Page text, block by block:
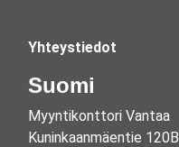
Yhteystiedot
Suomi
Myyntikonttori Vantaa
Kuninkaanmäentie 120B